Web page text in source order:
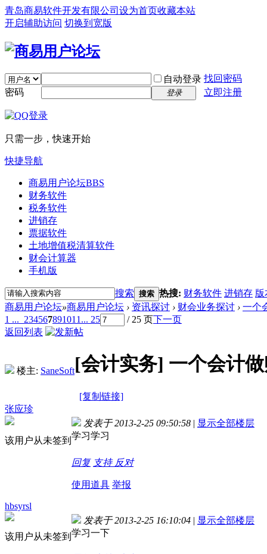
青岛商易软件开发有限公司 设为首页收藏本站
开启辅助访问 切换到宽版
自动登录 找回密码
密码
登录 立即注册
只需一步，快速开始
快捷导航
商易用户论坛BBS
财务软件
税务软件
进销存
票据软件
土地增值税清算软件
财会计算器
手机版
搜索 搜索 热搜: 财务软件 进销存 版
商易用户论坛»商易用户论坛 › 资讯探讨 › 财会业务探讨 › 一个
1 ... 234567891011 ... 25 / 25 页下一页
返回列表
楼主: SaneSoft[会计实务] 一个会计
[复制链接]
张应珍
该用户从未签到
发表于 2013-2-25 09:50:58 | 显示全部楼层
学习学习
回复 支持 反对
使用道具 举报
hbsyrsl
该用户从未签到
发表于 2013-2-25 16:10:04 | 显示全部楼层
学习一下